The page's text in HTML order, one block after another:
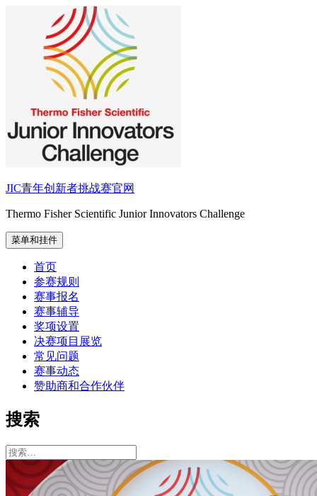
JIC青年创新者挑战赛官网
Thermo Fisher Scientific Junior Innovators Challenge
菜单和挂件
首页
参赛规则
赛事报名
赛事辅导
奖项设置
决赛项目展览
常见问题
赛事动态
赞助商和合作伙伴
搜索
搜
索：